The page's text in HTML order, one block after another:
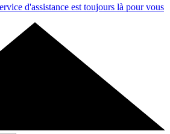
d'assistance est toujours là pour vous